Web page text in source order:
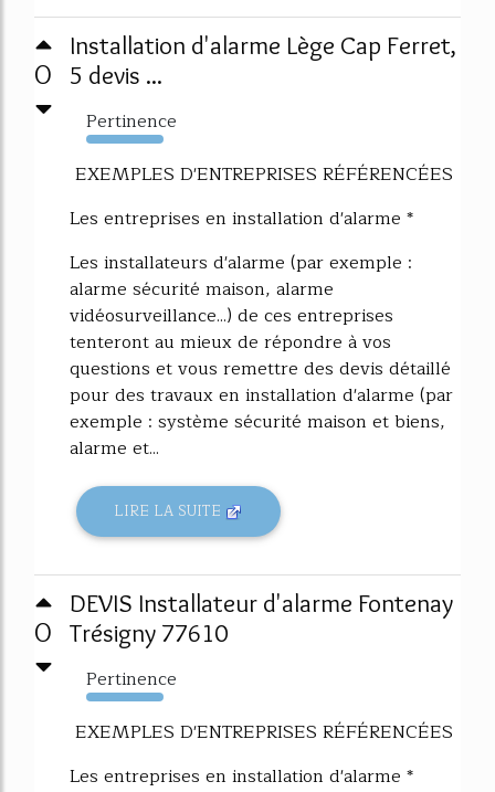
0
Installation d'alarme Lège Cap Ferret,
5 devis ...
Pertinence
9935%
EXEMPLES D'ENTREPRISES RÉFÉRENCÉES
Les entreprises en installation d'alarme *
Les installateurs d'alarme (par exemple :
alarme sécurité maison, alarme
vidéosurveillance...) de ces entreprises
tenteront au mieux de répondre à vos
questions et vous remettre des devis détaillé
pour des travaux en installation d'alarme (par
exemple : système sécurité maison et biens,
alarme et...
LIRE LA SUITE
0
DEVIS Installateur d'alarme Fontenay
Trésigny 77610
Pertinence
8793%
EXEMPLES D'ENTREPRISES RÉFÉRENCÉES
Les entreprises en installation d'alarme *